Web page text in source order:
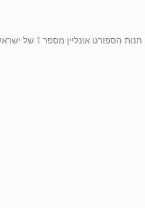
חנות הספורט אונליין מספר 1 של ישראל